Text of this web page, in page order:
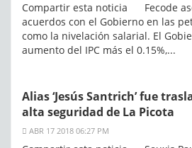
Compartir esta noticia Fecode
acuerdos con el Gobierno en las
como la nivelación salarial. El
aumento del IPC más el 0.15%,...
Alias ‘Jesús Santrich’ fue
alta seguridad de La Picota
ABR 17 2018 06:27 PM